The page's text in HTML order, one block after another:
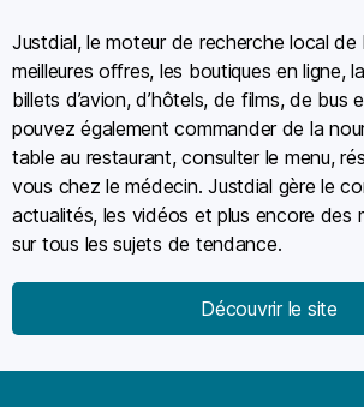
Justdial, le moteur de recherche local de
meilleures offres, les boutiques en ligne,
billets d’avion, d’hôtels, de films, de bus
pouvez également commander de la
table au restaurant, consulter le menu,
vous chez le médecin. Justdial gère le
actualités, les vidéos et plus encore des
sur tous les sujets de tendance.
Découvrir le site